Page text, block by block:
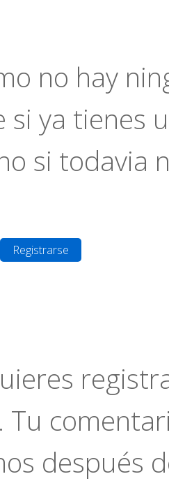
no hay
si ya tienes
si todavia
Registrarse
después